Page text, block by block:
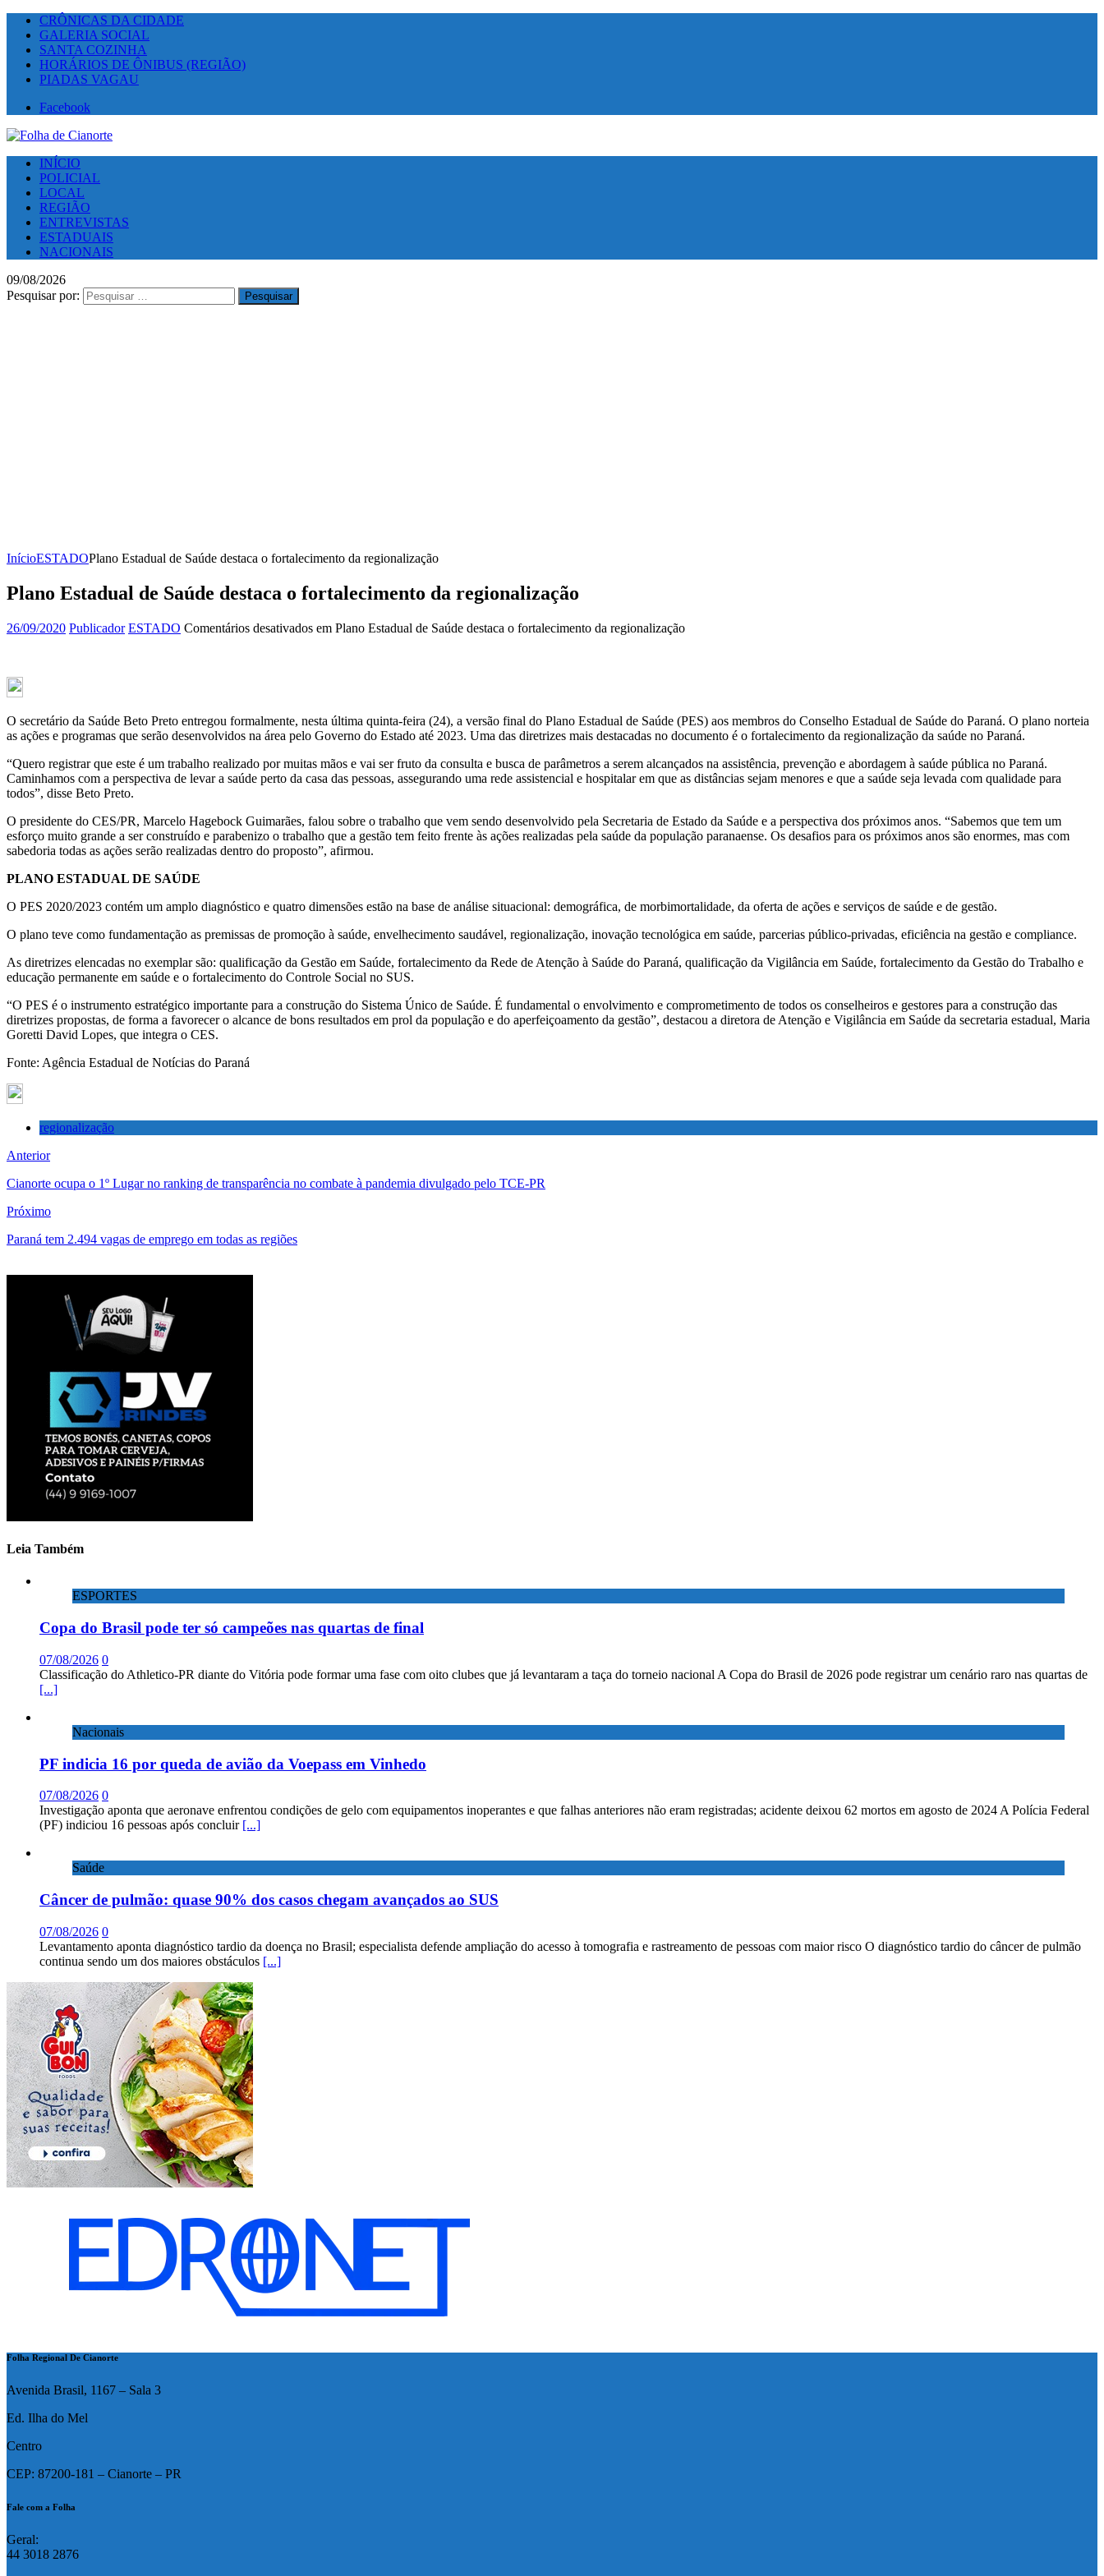
CRÔNICAS DA CIDADE
GALERIA SOCIAL
SANTA COZINHA
HORÁRIOS DE ÔNIBUS (REGIÃO)
PIADAS VAGAU
Facebook
INÍCIO
POLICIAL
LOCAL
REGIÃO
ENTREVISTAS
ESTADUAIS
NACIONAIS
09/08/2026
Pesquisar por:
InícioESTADOPlano Estadual de Saúde destaca o fortalecimento da regionalização
Plano Estadual de Saúde destaca o fortalecimento da regionalização
26/09/2020 Publicador ESTADO Comentários desativados em Plano Estadual de Saúde destaca o fortalecimento da regionalização
O secretário da Saúde Beto Preto entregou formalmente, nesta última quinta-feira (24), a versão final do Plano Estadual de Saúde (PES) aos membros do Conselho Estadual de Saúde do Paraná. O plano norteia
as ações e programas que serão desenvolvidos na área pelo Governo do Estado até 2023. Uma das diretrizes mais destacadas no documento é o fortalecimento da regionalização da saúde no Paraná.
“Quero registrar que este é um trabalho realizado por muitas mãos e vai ser fruto da consulta e busca de parâmetros a serem alcançados na assistência, prevenção e abordagem à saúde pública no Paraná.
Caminhamos com a perspectiva de levar a saúde perto da casa das pessoas, assegurando uma rede assistencial e hospitalar em que as distâncias sejam menores e que a saúde seja levada com qualidade para
todos”, disse Beto Preto.
O presidente do CES/PR, Marcelo Hagebock Guimarães, falou sobre o trabalho que vem sendo desenvolvido pela Secretaria de Estado da Saúde e a perspectiva dos próximos anos. “Sabemos que tem um
esforço muito grande a ser construído e parabenizo o trabalho que a gestão tem feito frente às ações realizadas pela saúde da população paranaense. Os desafios para os próximos anos são enormes, mas com
sabedoria todas as ações serão realizadas dentro do proposto”, afirmou.
PLANO ESTADUAL DE SAÚDE
O PES 2020/2023 contém um amplo diagnóstico e quatro dimensões estão na base de análise situacional: demográfica, de morbimortalidade, da oferta de ações e serviços de saúde e de gestão.
O plano teve como fundamentação as premissas de promoção à saúde, envelhecimento saudável, regionalização, inovação tecnológica em saúde, parcerias público-privadas, eficiência na gestão e compliance.
As diretrizes elencadas no exemplar são: qualificação da Gestão em Saúde, fortalecimento da Rede de Atenção à Saúde do Paraná, qualificação da Vigilância em Saúde, fortalecimento da Gestão do Trabalho e
educação permanente em saúde e o fortalecimento do Controle Social no SUS.
“O PES é o instrumento estratégico importante para a construção do Sistema Único de Saúde. É fundamental o envolvimento e comprometimento de todos os conselheiros e gestores para a construção das
diretrizes propostas, de forma a favorecer o alcance de bons resultados em prol da população e do aperfeiçoamento da gestão”, destacou a diretora de Atenção e Vigilância em Saúde da secretaria estadual, Maria
Goretti David Lopes, que integra o CES.
Fonte: Agência Estadual de Notícias do Paraná
regionalização
Anterior
Cianorte ocupa o 1º Lugar no ranking de transparência no combate à pandemia divulgado pelo TCE-PR
Próximo
Paraná tem 2.494 vagas de emprego em todas as regiões
Leia Também
ESPORTES
Copa do Brasil pode ter só campeões nas quartas de final
07/08/2026 0
Classificação do Athletico-PR diante do Vitória pode formar uma fase com oito clubes que já levantaram a taça do torneio nacional A Copa do Brasil de 2026 pode registrar um cenário raro nas quartas de
[...]
Nacionais
PF indicia 16 por queda de avião da Voepass em Vinhedo
07/08/2026 0
Investigação aponta que aeronave enfrentou condições de gelo com equipamentos inoperantes e que falhas anteriores não eram registradas; acidente deixou 62 mortos em agosto de 2024 A Polícia Federal
(PF) indiciou 16 pessoas após concluir [...]
Saúde
Câncer de pulmão: quase 90% dos casos chegam avançados ao SUS
07/08/2026 0
Levantamento aponta diagnóstico tardio da doença no Brasil; especialista defende ampliação do acesso à tomografia e rastreamento de pessoas com maior risco O diagnóstico tardio do câncer de pulmão
continua sendo um dos maiores obstáculos [...]
Folha Regional De Cianorte
Avenida Brasil, 1167 – Sala 3
Ed. Ilha do Mel
Centro
CEP: 87200-181 – Cianorte – PR
Fale com a Folha
Geral:
44 3018 2876